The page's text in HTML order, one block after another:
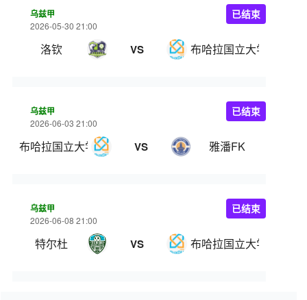
乌兹甲
2026-05-30 21:00
洛钦 VS 布哈拉国立大学
已结束
乌兹甲
2026-06-03 21:00
布哈拉国立大学 VS 雅潘FK
已结束
乌兹甲
2026-06-08 21:00
特尔杜 VS 布哈拉国立大学
已结束